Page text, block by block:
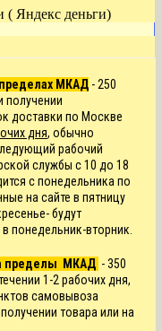
Яндекс деньги)
МКАД - 250
получении
доставки по Москве
дня, обычно
рабочий
службы с 10 до 18
с понедельника по
на сайте в пятницу
будут
понедельник-вторник.
пределы МКАД - 350
1-2 рабочих дня,
самовывоза
товара или на